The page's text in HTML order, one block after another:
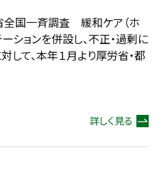
国一斉調査 緩和ケア（ホ
ションを併設し、不正・過剰に
て、本年１月より厚労省・都
詳しく見る